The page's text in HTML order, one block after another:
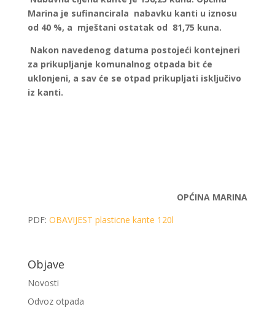
Marina je sufinancirala nabavku kanti u iznosu
od 40 %, a mještani ostatak od 81,75 kuna.
Nakon navedenog datuma postojeći kontejneri
za prikupljanje komunalnog otpada bit će
uklonjeni, a sav će se otpad prikupljati isključivo
iz kanti.
OPĆINA MARINA
PDF: OBAVIJEST plasticne kante 120l
Objave
Novosti
Odvoz otpada